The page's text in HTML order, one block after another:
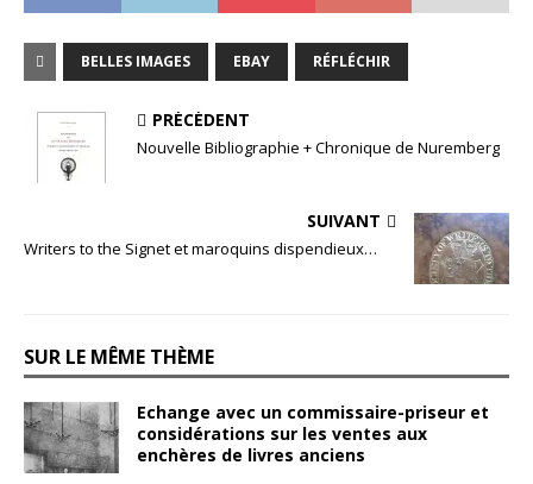
BELLES IMAGES EBAY RÉFLÉCHIR
PRÉCÉDENT
Nouvelle Bibliographie + Chronique de Nuremberg
SUIVANT
Writers to the Signet et maroquins dispendieux…
SUR LE MÊME THÈME
Echange avec un commissaire-priseur et
considérations sur les ventes aux
enchères de livres anciens